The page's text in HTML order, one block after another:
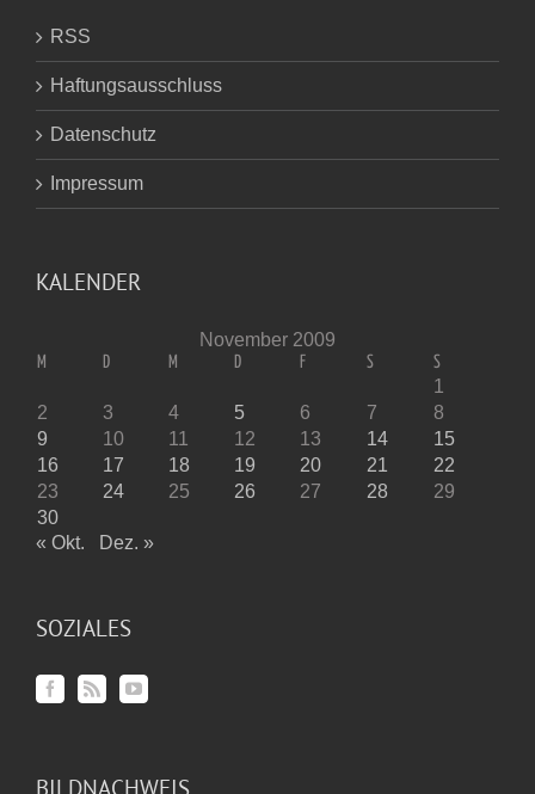
RSS
Haftungsausschluss
Datenschutz
Impressum
KALENDER
November 2009
M D M D F S S
1
2
3 4 5 6 7
8
9
10 11 12 13 14
15
16
17 18 19 20 21
22
23
24 25 26 27 28
29
30
« Okt.
Dez. »
SOZIALES